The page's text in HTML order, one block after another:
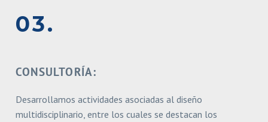
03.
CONSULTORÍA:
Desarrollamos actividades asociadas al diseño
multidisciplinario, entre los cuales se destacan los